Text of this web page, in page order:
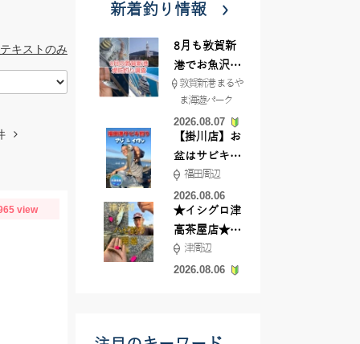
テキストのみ
view
新着釣り情報
8月も敦賀新
港でお魚沢山
♪ イシグロ彦
根店
敦賀新港 まるや
ま海遊パーク
2026.08.07
【掛川店】お
盆はサビキ釣
りいきません
か?
福田周辺
2026.08.06
★イシグロ津
高茶屋店★津
近郊ハゼ釣れ
てます！
津周辺
2026.08.06